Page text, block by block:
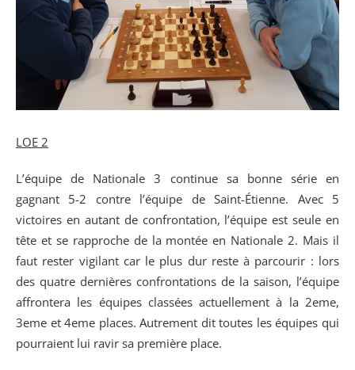
LOE 2
L’équipe de Nationale 3 continue sa bonne série en
gagnant 5-2 contre l’équipe de Saint-Étienne. Avec 5
victoires en autant de confrontation, l’équipe est seule en
tête et se rapproche de la montée en Nationale 2. Mais il
faut rester vigilant car le plus dur reste à parcourir : lors
des quatre dernières confrontations de la saison, l’équipe
affrontera les équipes classées actuellement à la 2eme,
3eme et 4eme places. Autrement dit toutes les équipes qui
pourraient lui ravir sa première place.